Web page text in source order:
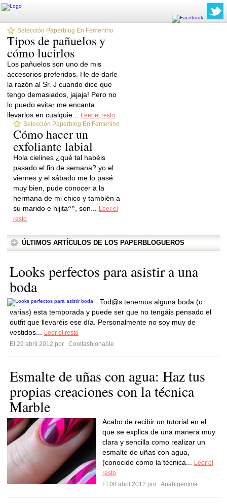
Selección Paperblog En Femenino
Tipos de pañuelos y
cómo lucirlos
Los pañuelos son uno de mis
accesorios preferidos. He de darle
la razón al Sr. J cuando dice que
tengo demasiados, jajaja! Pero no
lo puedo evitar me encanta
llevarlos en cualquie...
Leer el resto
Selección Paperblog En Femenino
Cómo hacer un
exfoliante labial
Hola cielines ¿qué tal habéis
pasado el fin de semana? yo el
viernes y el sábado me lo pasé
muy bien, pude conocer a la
hermana de mi chico y también a
su marido e hijita^^, son...
Leer el
resto
ÚLTIMOS ARTÍCULOS DE LOS PAPERBLOGUEROS
Looks perfectos para asistir a una
boda
Tod@s tenemos alguna boda (o
varias) esta temporada y puede ser que no tengáis pensado el
outfit que llevaréis ese día. Personalmente no soy muy de
vestidos...
Leer el resto
El 29 abril 2012 por
Coolfashionable
Esmalte de uñas con agua: Haz tus
propias creaciones con la técnica
Marble
Acabo de recibir un tutorial en el
que se explica de una manera muy
clara y sencilla como realizar un
esmalte de uñas con agua,
(conocido como la técnica...
Leer el
resto
El 08 abril 2012 por Anahigemma